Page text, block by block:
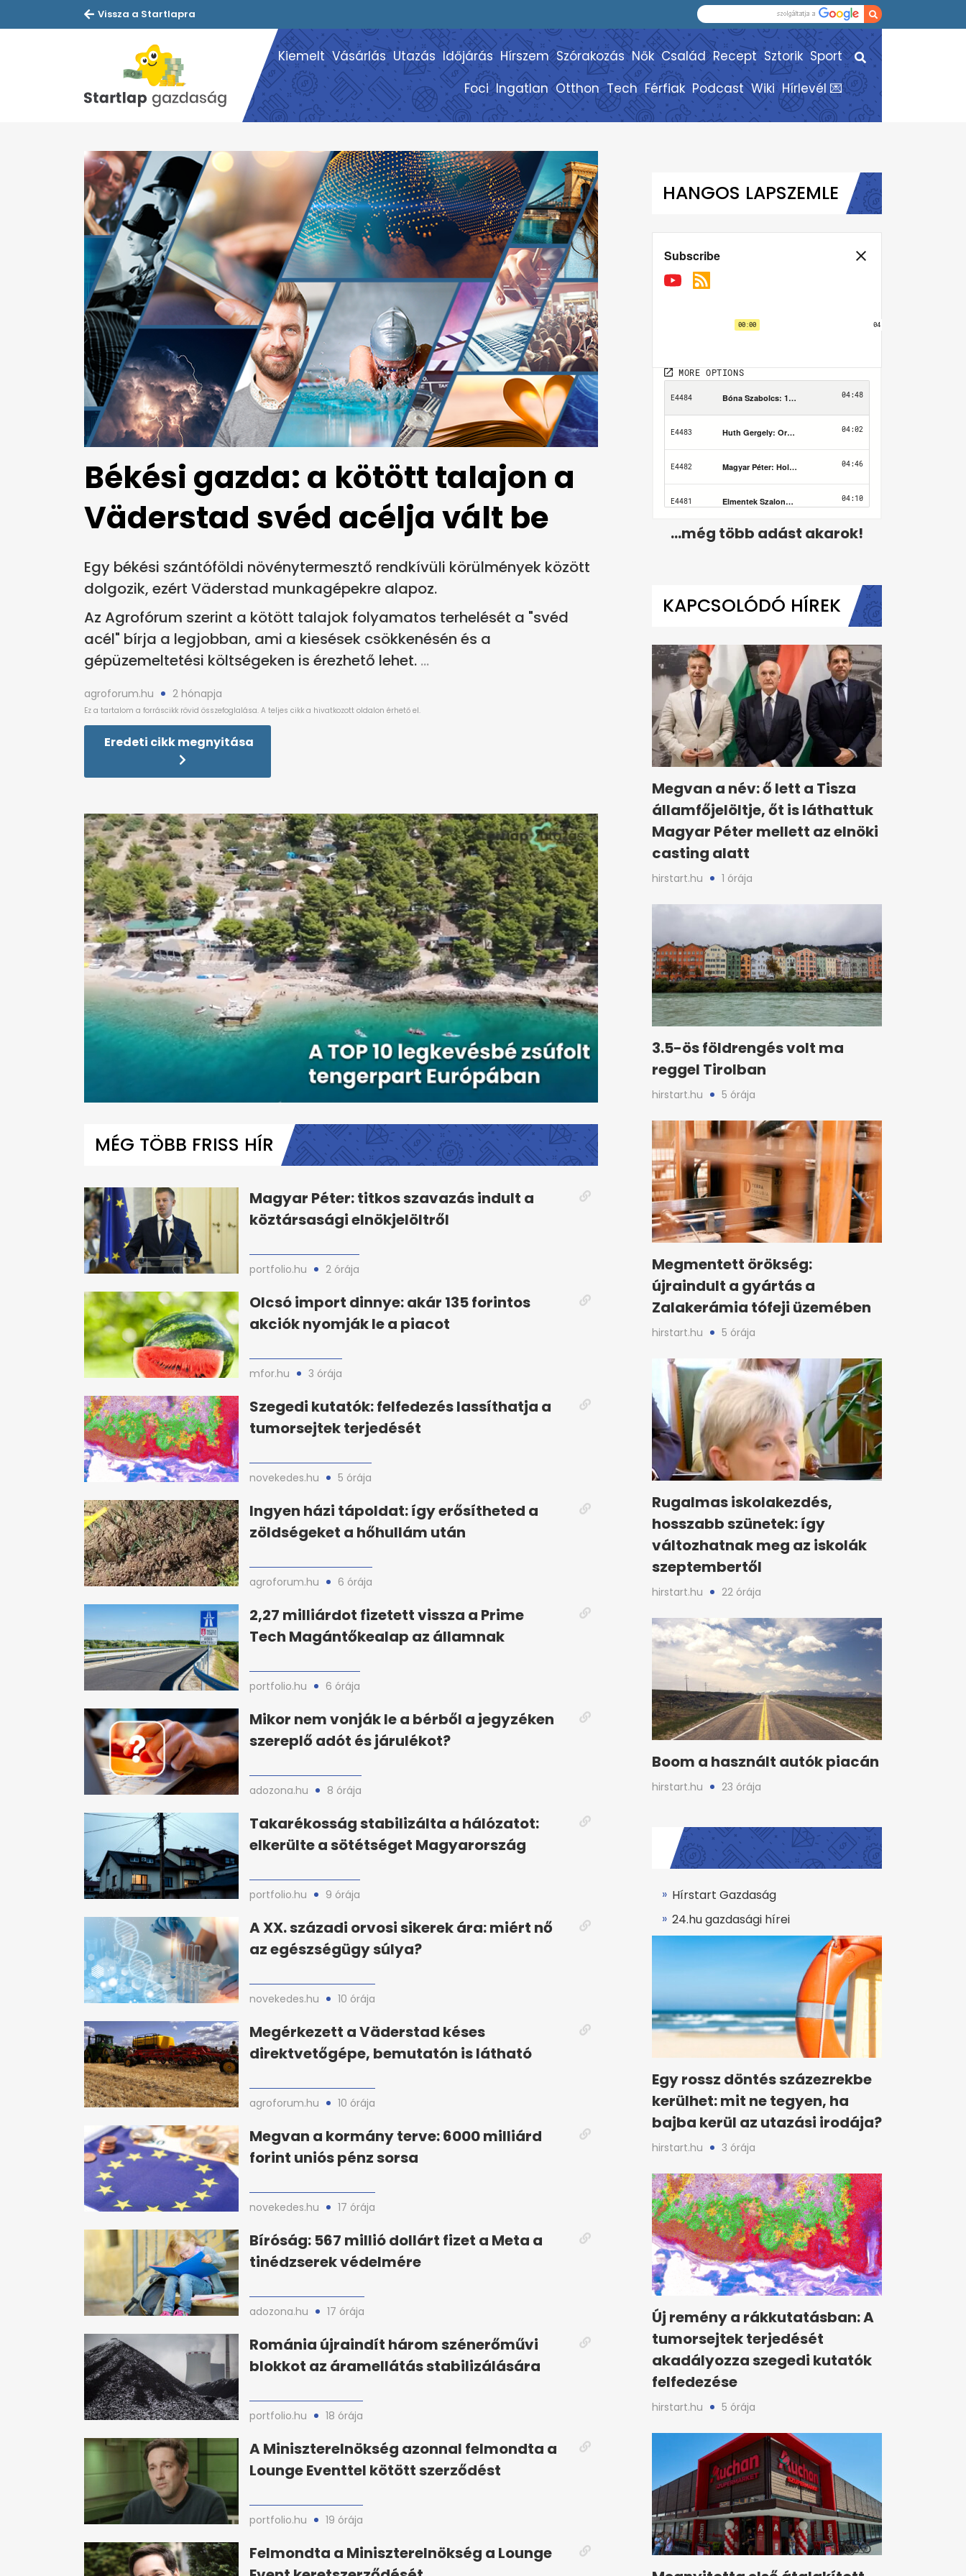
Vissza a Startlapra
Kiemelt Vásárlás Utazás Időjárás Hírszem Szórakozás Nők Család Recept Sztorik Sport
Foci Ingatlan Otthon Tech Férfiak Podcast Wiki Hírlevél 💌
Békési gazda: a kötött talajon a
Väderstad svéd acélja vált be
Egy békési szántóföldi növénytermesztő rendkívüli körülmények között
dolgozik, ezért Väderstad munkagépekre alapoz.
Az Agrofórum szerint a kötött talajok folyamatos terhelését a "svéd
acél" bírja a legjobban, ami a kiesések csökkenésén és a
gépüzemeltetési költségeken is érezhető lehet.
agroforum.hu 2 hónapja
Eredeti cikk megnyitása
minutes,
0%
MÉG TÖBB FRISS HÍR
Magyar Péter: titkos szavazás indult a
köztársasági elnökjelöltről
portfolio.hu 2 órája
Olcsó import dinnye: akár 135 forintos
akciók nyomják le a piacot
mfor.hu 3 órája
Szegedi kutatók: felfedezés lassíthatja a
tumorsejtek terjedését
novekedes.hu 5 órája
Ingyen házi tápoldat: így erősítheted a
zöldségeket a hőhullám után
agroforum.hu 6 órája
2,27 milliárdot fizetett vissza a Prime
Tech Magántőkealap az államnak
portfolio.hu 6 órája
Mikor nem vonják le a bérből a jegyzéken
szereplő adót és járulékot?
adozona.hu 8 órája
Takarékosság stabilizálta a hálózatot:
elkerülte a sötétséget Magyarország
portfolio.hu 9 órája
A XX. századi orvosi sikerek ára: miért nő
az egészségügy súlya?
novekedes.hu 10 órája
Megérkezett a Väderstad késes
direktvetőgépe, bemutatón is látható
agroforum.hu 10 órája
Megvan a kormány terve: 6000 milliárd
forint uniós pénz sorsa
novekedes.hu 17 órája
Bíróság: 567 millió dollárt fizet a Meta a
tinédzserek védelmére
adozona.hu 17 órája
Románia újraindít három szénerőművi
blokkot az áramellátás stabilizálására
portfolio.hu 18 órája
A Miniszterelnökség azonnal felmondta a
Lounge Eventtel kötött szerződést
portfolio.hu 19 órája
Felmondta a Miniszterelnökség a Lounge
HANGOS LAPSZEMLE
...még több adást akarok!
KAPCSOLÓDÓ HÍREK
Megvan a név: ő lett a Tisza
államfőjelöltje, őt is láthattuk
Magyar Péter mellett az elnöki
casting alatt
hirstart.hu 1 órája
3.5-ös földrengés volt ma
reggel Tirolban
hirstart.hu 5 órája
Megmentett örökség:
újraindult a gyártás a
Zalakerámia tófeji üzemében
hirstart.hu 5 órája
Rugalmas iskolakezdés,
hosszabb szünetek: így
változhatnak meg az iskolák
szeptembertől
hirstart.hu 22 órája
Boom a használt autók piacán
hirstart.hu 23 órája
Hírstart Gazdaság
24.hu gazdasági hírei
Egy rossz döntés százezrekbe
kerülhet: mit ne tegyen, ha
bajba kerül az utazási irodája?
hirstart.hu 3 órája
Új remény a rákkutatásban: A
tumorsejtek terjedését
akadályozza szegedi kutatók
felfedezése
hirstart.hu 5 órája